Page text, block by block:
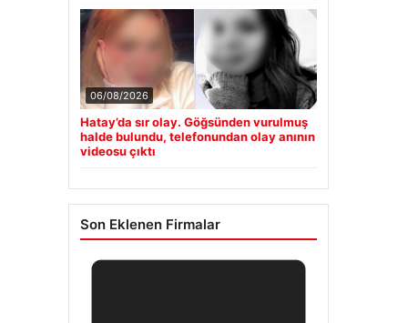
06/08/2026
Hatay’da sır olay. Göğsünden vurulmuş
halde bulundu, telefonundan olay anının
videosu çıktı
Son Eklenen Firmalar